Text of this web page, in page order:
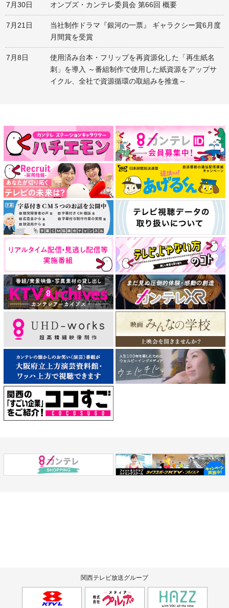
7月30日 オンブズ・カンテレ委員会 第66回 概要
7月21日
当社制作ドラマ『銀河の一票』 ギャラクシー賞6月度
月間賞を受賞
7月8日
使用済み台本・フリップを再資源化した「再生紙名
刺」を導入 ～番組制作で使用した紙資源をアップサ
イクル、全社で資源循環の取組みを推進～
関西テレビ放送グループ